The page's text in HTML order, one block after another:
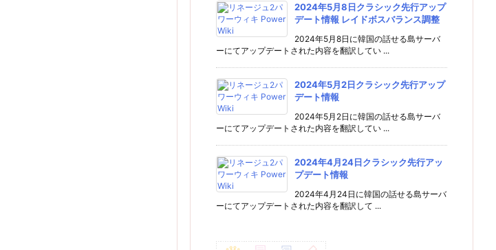
2024年5月8日クラシック先行アップ
デート情報 レイドボスバランス調整
2024年5月8日に韓国の話せる島サーバ
ーにてアップデートされた内容を翻訳してい ...
2024年5月2日クラシック先行アップ
デート情報
2024年5月2日に韓国の話せる島サーバ
ーにてアップデートされた内容を翻訳してい ...
2024年4月24日クラシック先行アッ
プデート情報
2024年4月24日に韓国の話せる島サーバ
ーにてアップデートされた内容を翻訳して ...